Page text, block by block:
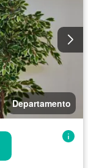
Departamento